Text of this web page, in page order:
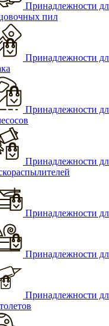
Принадлежности
пил
Принадлежности
Принадлежности
Принадлежности
Принадлежности
Принадлежности
Принадлежности